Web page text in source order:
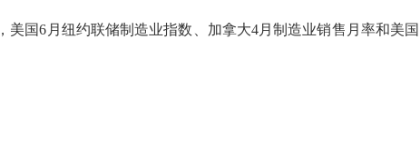
国6月纽约联储制造业指数、加拿大4月制造业销售月率和美国